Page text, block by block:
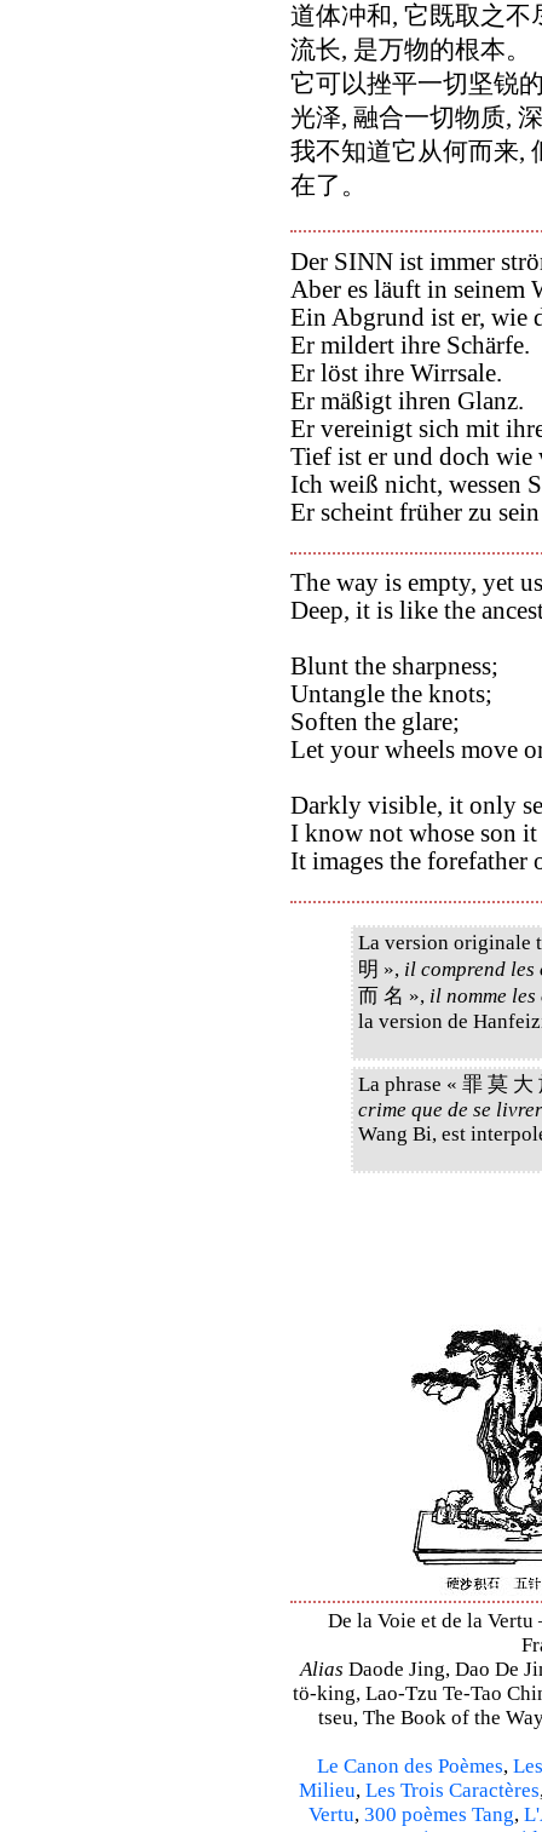
道体冲和, 它既取之不
流长, 是万物的根本。
它可以挫平一切坚锐
光泽, 融合一切物质,
我不知道它从何而来,
在了。
Der SINN ist immer
Aber es läuft in seinem
Ein Abgrund ist er, wie
Er mildert ihre Schärfe.
Er löst ihre Wirrsale.
Er mäßigt ihren Glanz.
Er vereinigt sich mit
Tief ist er und doch
Ich weiß nicht, wessen
Er scheint früher zu
The way is empty, yet
Deep, it is like the
Blunt the sharpness;
Untangle the knots;
Soften the glare;
Let your wheels move
Darkly visible, it only
I know not whose son it
It images the forefather
La version originale
明 », il comprend les
而 名 », il nomme
la version de
La phrase « 罪 莫
crime que de se
Wang Bi, est
De la Voie et de la
Alias Daode Jing, Dao De
tö-king, Lao-Tzu Te-Tao
tseu, The Book of the
Le Canon des Poèmes,
Milieu, Les Trois Caractères
Vertu, 300 poèmes Tang,